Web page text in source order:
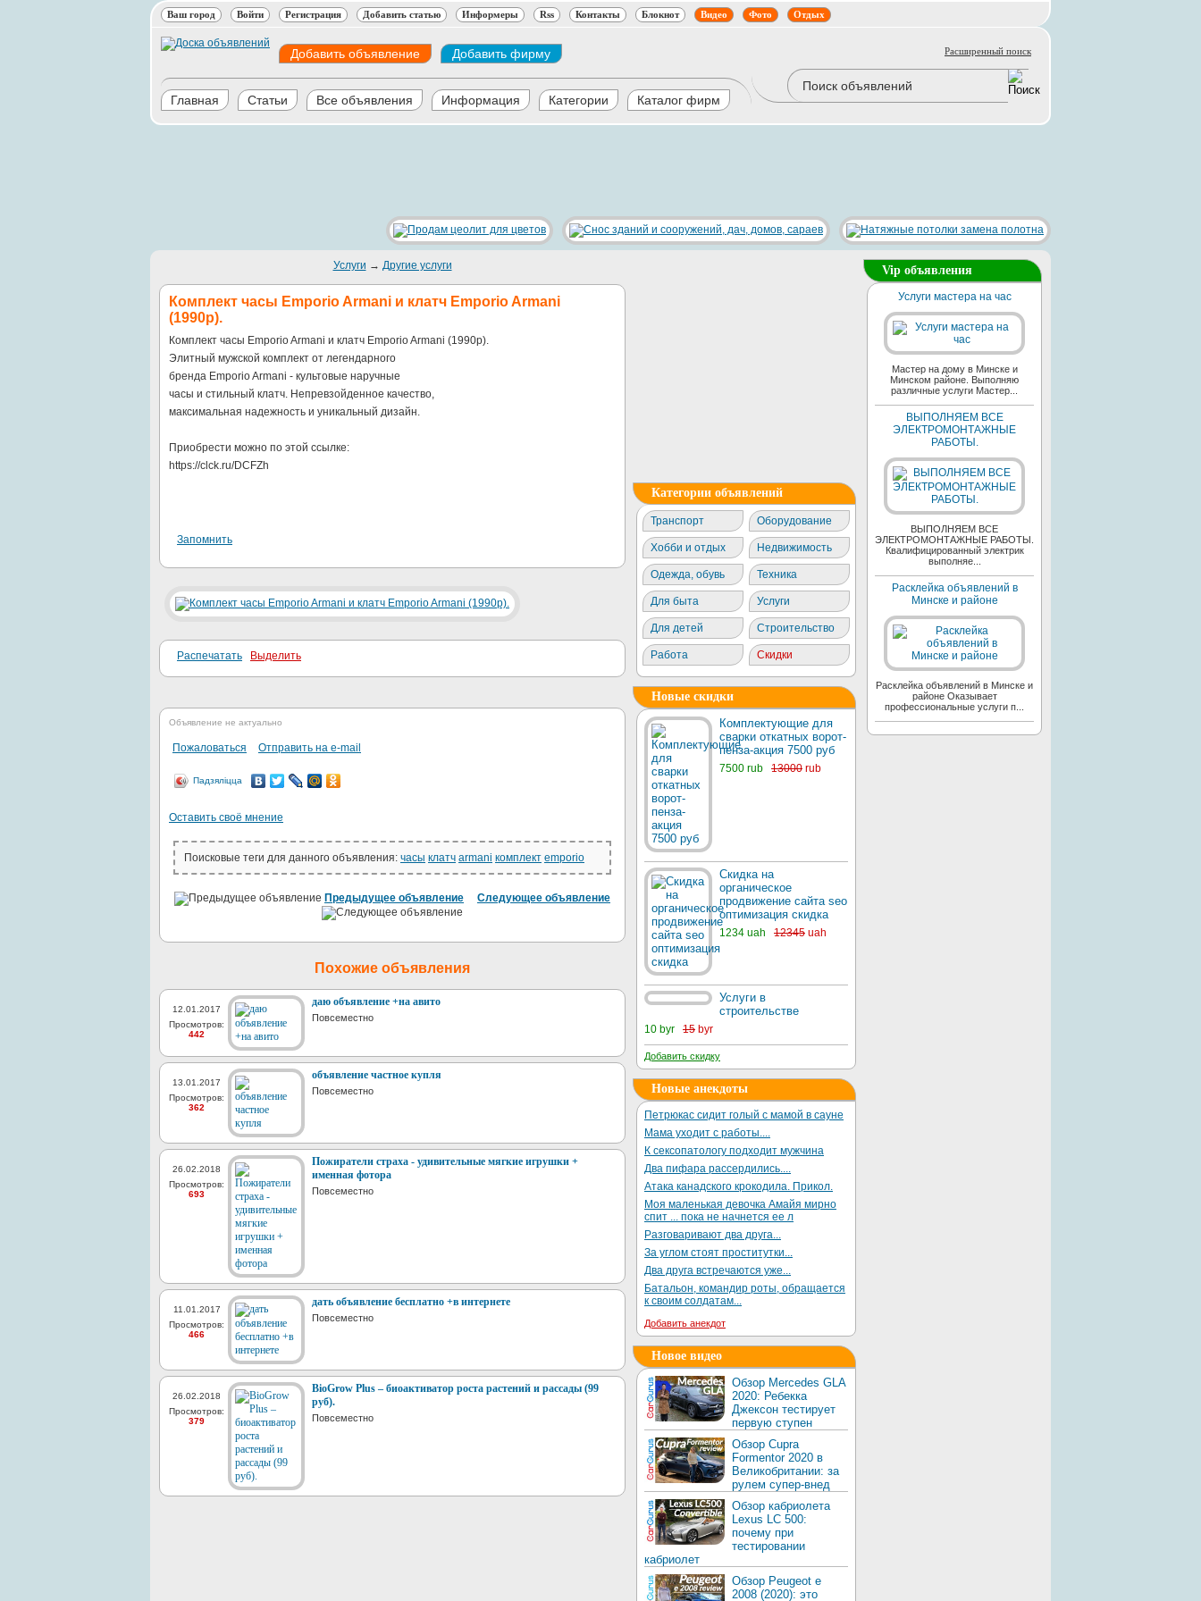
Ваш город Войти Регистрация Добавить статью Информеры Rss Контакты Блокнот Видео Фото Отдых
Добавить объявление Добавить фирму Расширенный поиск
Главная Статьи Все объявления Информация Категории Каталог фирм
Услуги → Другие услуги
Комплект часы Emporio Armani и клатч Emporio Armani
(1990р).
Комплект часы Emporio Armani и клатч Emporio Armani (1990р).
Элитный мужской комплект от легендарного
бренда Emporio Armani - культовые наручные
часы и стильный клатч. Непревзойденное качество,
максимальная надежность и уникальный дизайн.
Приобрести можно по этой ссылке:
https://clck.ru/DCFZh
Запомнить
Распечатать Выделить
Объявление не актуально
Пожаловаться Отправить на e-mail
Падзяліцца
Оставить своё мнение
Поисковые теги для данного объявления: часы клатч armani комплект emporio
Предыдущее объявление Следующее объявление
Похожие объявления
12.01.2017
Просмотров:
442
даю объявление +на авито
Повсеместно
13.01.2017
Просмотров:
362
объявление частное купля
Повсеместно
26.02.2018
Просмотров:
693
Пожиратели страха - удивительные мягкие игрушки +
именная фотора
Повсеместно
11.01.2017
Просмотров:
466
дать объявление бесплатно +в интернете
Повсеместно
26.02.2018
Просмотров:
379
BioGrow Plus – биоактиватор роста растений и рассады (99
руб).
Повсеместно
Категории объявлений
Транспорт Оборудование
Хобби и отдых Недвижимость
Одежда, обувь Техника
Для быта Услуги
Для детей Строительство
Работа Скидки
Новые скидки
Комплектующие для
сварки откатных ворот-
пенза-акция 7500 руб
7500 rub 13000 rub
Скидка на
органическое
продвижение сайта seo
оптимизация скидка
1234 uah 12345 uah
Услуги в
строительстве
10 byr 15 byr
Добавить скидку
Новые анекдоты
Петрюкас сидит голый с мамой в сауне
Мама уходит с работы....
К сексопатологу подходит мужчина
Два пифара рассердились....
Атака канадского крокодила. Прикол.
Моя маленькая девочка Амайя мирно
спит ... пока не начнется ее л
Разговаривают два друга...
За углом стоят проститутки...
Два друга встречаются уже...
Батальон, командир роты, обращается
к своим солдатам...
Добавить анекдот
Новое видео
Обзор Mercedes GLA
2020: Ребекка
Джексон тестирует
первую ступен
Обзор Cupra
Formentor 2020 в
Великобритании: за
рулем супер-внед
Обзор кабриолета
Lexus LC 500:
почему при
тестировании
кабриолет
Обзор Peugeot e
2008 (2020): это
Vip объявления
Услуги мастера на час
Мастер на дому в Минске и
Минском районе. Выполняю
различные услуги Мастер...
ВЫПОЛНЯЕМ ВСЕ
ЭЛЕКТРОМОНТАЖНЫЕ
РАБОТЫ.
ВЫПОЛНЯЕМ ВСЕ
ЭЛЕКТРОМОНТАЖНЫЕ РАБОТЫ.
Квалифицированный электрик
выполняе...
Расклейка объявлений в
Минске и районе
Расклейка объявлений в Минске и
районе Оказывает
профессиональные услуги п...